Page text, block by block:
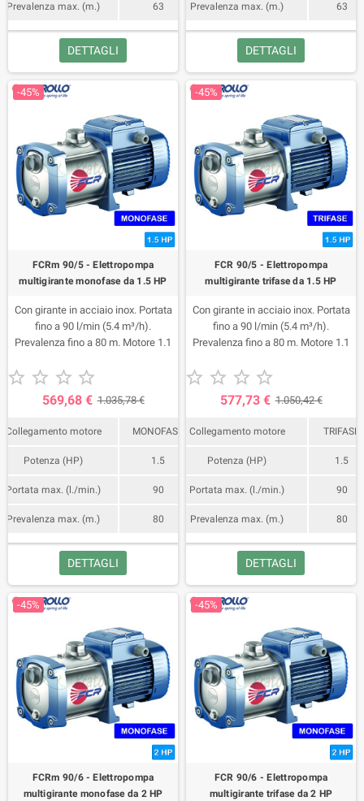
Prevalenza max. (m.) 63
DETTAGLI
Prevalenza max. (m.) 63
DETTAGLI
-45%
FCRm 90/5 - Elettropompa
multigirante monofase da 1.5 HP
Con girante in acciaio inox. Portata
fino a 90 l/min (5.4 m³/h).
Prevalenza fino a 80 m. Motore 1.1
   
569,68 € 1.035,78 €
Collegamento motore MONOFASE
Potenza (HP) 1.5
Portata max. (l./min.) 90
Prevalenza max. (m.) 80
DETTAGLI
-45%
FCR 90/5 - Elettropompa
multigirante trifase da 1.5 HP
Con girante in acciaio inox. Portata
fino a 90 l/min (5.4 m³/h).
Prevalenza fino a 80 m. Motore 1.1
   
577,73 € 1.050,42 €
Collegamento motore TRIFASE
Potenza (HP) 1.5
Portata max. (l./min.) 90
Prevalenza max. (m.) 80
DETTAGLI
-45%
FCRm 90/6 - Elettropompa
multigirante monofase da 2 HP
-45%
FCR 90/6 - Elettropompa
multigirante trifase da 2 HP